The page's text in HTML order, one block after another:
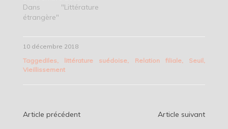
Dans "Littérature
étrangère"
10 décembre 2018
TaggedIles littérature suédoise Relation filiale, Seuil
Vieillissement
Navigation
Article précédent Article suivant